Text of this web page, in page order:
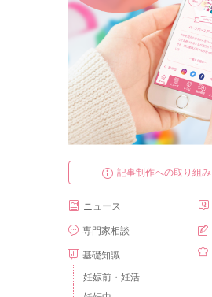
記事制作への取り組み
ニュース
専門家相談
基礎知識
妊娠前・妊活